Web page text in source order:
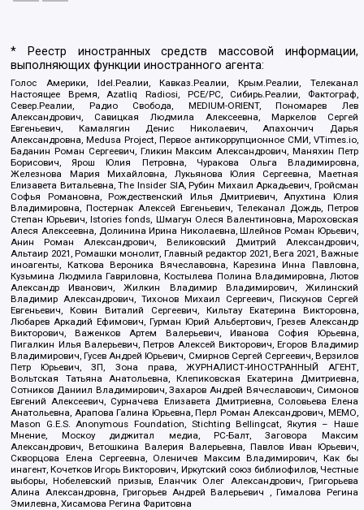
* Реестр иностранных средств массовой информации,
выполняющих функции иностранного агента:
Голос Америки, Idel.Реалии, Кавказ.Реалии, Крым.Реалии, Телеканал
Настоящее Время, Azatliq Radiosi, PCE/PC, Сибирь.Реалии, Фактограф,
Север.Реалии, Радио Свобода, MEDIUM-ORIENT, Пономарев Лев
Александрович, Савицкая Людмила Алексеевна, Маркелов Сергей
Евгеньевич, Камалягин Денис Николаевич, Апахончич Дарья
Александровна, Medusa Project, Первое антикоррупционное СМИ, VTimes.io,
Баданин Роман Сергеевич, Гликин Максим Александрович, Маняхин Петр
Борисович, Ярош Юлия Петровна, Чуракова Ольга Владимировна,
Железнова Мария Михайловна, Лукьянова Юлия Сергеевна, Маетная
Елизавета Витальевна, The Insider SIA, Рубин Михаил Аркадьевич, Гройсман
Софья Романовна, Рождественский Илья Дмитриевич, Апухтина Юлия
Владимировна, Постернак Алексей Евгеньевич, Телеканал Дождь, Петров
Степан Юрьевич, Istories fonds, Шмагун Олеся Валентиновна, Мароховская
Алеся Алексеевна, Долинина Ирина Николаевна, Шлейнов Роман Юрьевич,
Анин Роман Александрович, Великовский Дмитрий Александрович,
Альтаир 2021, Ромашки монолит, Главный редактор 2021, Вега 2021, Важные
иноагенты, Каткова Вероника Вячеславовна, Карезина Инна Павловна,
Кузьмина Людмила Гавриловна, Костылева Полина Владимировна, Лютов
Александр Иванович, Жилкин Владимир Владимирович, Жилинский
Владимир Александрович, Тихонов Михаил Сергеевич, Пискунов Сергей
Евгеньевич, Ковин Виталий Сергеевич, Кильтау Екатерина Викторовна,
Любарев Аркадий Ефимович, Гурман Юрий Альбертович, Грезев Александр
Викторович, Важенков Артем Валерьевич, Иванова София Юрьевна,
Пигалкин Илья Валерьевич, Петров Алексей Викторович, Егоров Владимир
Владимирович, Гусев Андрей Юрьевич, Смирнов Сергей Сергеевич, Верзилов
Петр Юрьевич, ЗП, Зона права, ЖУРНАЛИСТ-ИНОСТРАННЫЙ АГЕНТ,
Вольтская Татьяна Анатольевна, Клепиковская Екатерина Дмитриевна,
Сотников Даниил Владимирович, Захаров Андрей Вячеславович, Симонов
Евгений Алексеевич, Сурначева Елизавета Дмитриевна, Соловьева Елена
Анатольевна, Арапова Галина Юрьевна, Перл Роман Александрович, МЕМО,
Mason G.E.S. Anonymous Foundation, Stichting Bellingcat, Якутия – Наше
Мнение, Москоу диджитал медиа, РС-Балт, Заговора Максим
Александрович, Ветошкина Валерия Валерьевна, Павлов Иван Юрьевич,
Скворцова Елена Сергеевна, Оленичев Максим Владимирович, Как бы
инагент, Кочетков Игорь Викторович, Иркутский союз библиофилов, Честные
выборы, Нобелевский призыв, Еланчик Олег Александрович, Григорьева
Алина Александровна, Григорьев Андрей Валерьевич , Гималова Регина
Эмилевна, Хисамова Регина Фаритовна